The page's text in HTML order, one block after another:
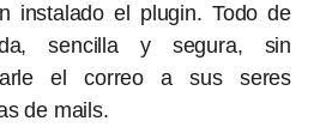
instalado el plugin. Todo de
sencilla y segura, sin
el correo a sus seres
de mails.